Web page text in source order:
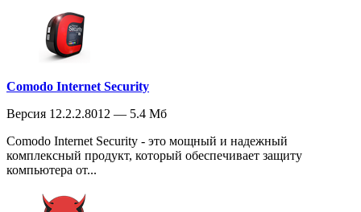
Comodo Internet Security
Версия 12.2.2.8012 — 5.4 Мб
Comodo Internet Security - это мощный и надежный
комплексный продукт, который обеспечивает защиту
компьютера от...